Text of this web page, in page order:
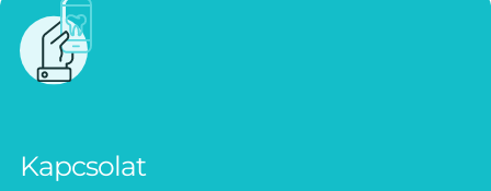
Kapcsolat